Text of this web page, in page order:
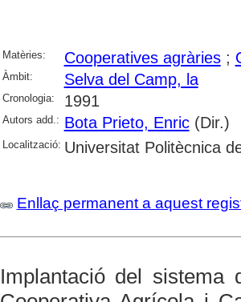
Matèries: Cooperatives agràries;
Àmbit: Selva del Camp, la
Cronologia: 1991
Autors add.: Bota Prieto, Enric(Dir.)
Localització: Universitat Politècnica
Enllaç permanent a aquest
Implantació del